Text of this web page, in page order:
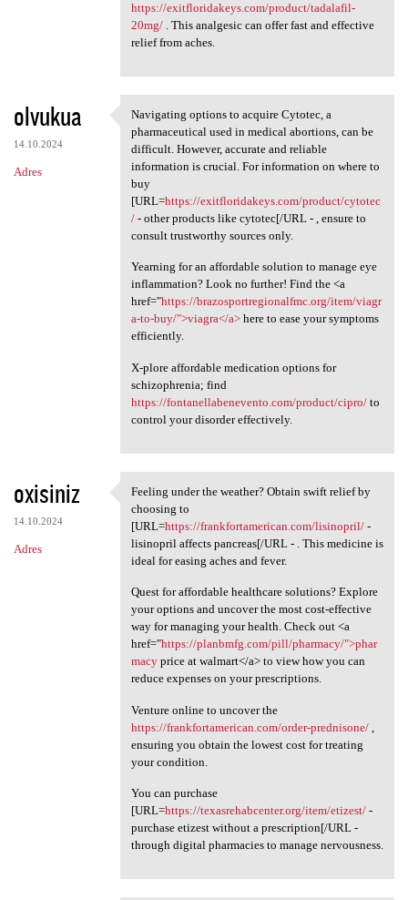
https://exitfloridakeys.com/product/tadalafil-
20mg/. This analgesic can offer fast and effective
relief from aches.
olvukua
14.10.2024
Adres
Navigating options to acquire
Navigating options to acquire Cytotec, a
pharmaceutical used in medical abortions, can be
difficult. However, accurate and reliable
information is crucial. For information on where to
buy
[URL=https://exitfloridakeys.com/product/cytotec
/- other products like cytotec[/URL - , ensure to
consult trustworthy sources only.
Yearning for an affordable solution to manage eye
inflammation? Look no further! Find the <a
href="https://brazosportregionalfmc.org/item/viagr
a-to-buy/">viagra</a>here to ease your symptoms
efficiently.
X-plore affordable medication options for
schizophrenia; find
https://fontanellabenevento.com/product/cipro/to
control your disorder effectively.
oxisiniz
14.10.2024
Adres
Feeling under the weather?
Feeling under the weather? Obtain swift relief by
choosing to
[URL=https://frankfortamerican.com/lisinopril/-
lisinopril affects pancreas[/URL - . This medicine is
ideal for easing aches and fever.
Quest for affordable healthcare solutions? Explore
your options and uncover the most cost-effective
way for managing your health. Check out <a
href="https://planbmfg.com/pill/pharmacy/">phar
macyprice at walmart</a> to view how you can
reduce expenses on your prescriptions.
Venture online to uncover the
https://frankfortamerican.com/order-prednisone/,
ensuring you obtain the lowest cost for treating
your condition.
You can purchase
[URL=https://texasrehabcenter.org/item/etizest/-
purchase etizest without a prescription[/URL -
through digital pharmacies to manage nervousness.